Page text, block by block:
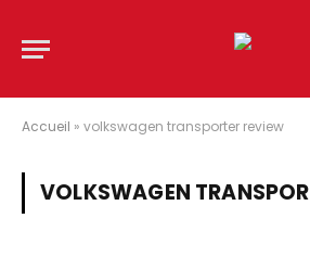
Accueil » volkswagen transporter review
VOLKSWAGEN